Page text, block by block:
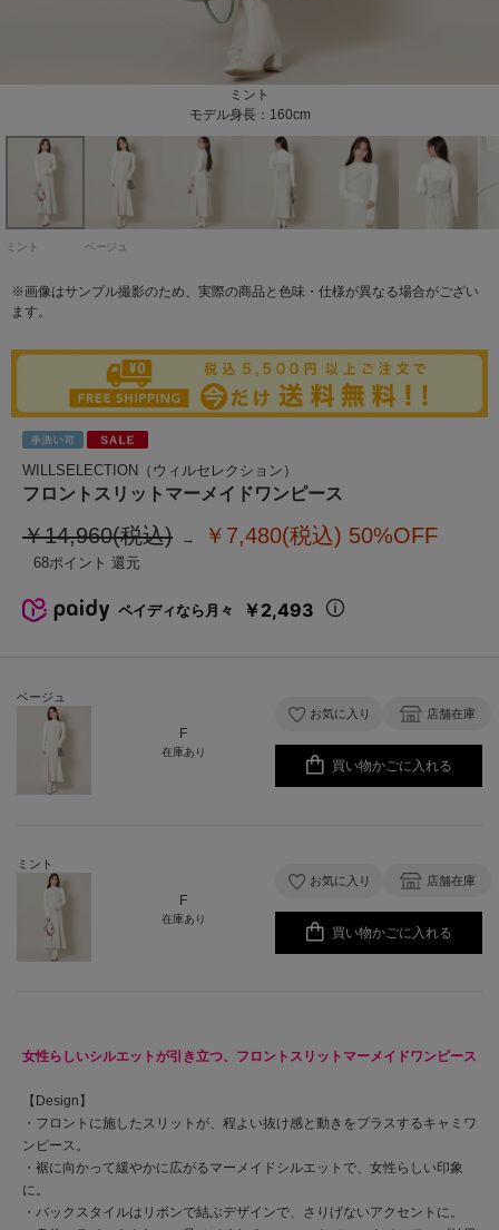
ミント
モデル身長：160cm
ベージュ
モデル身長：160cm
モデル身長：160cm
モデル身長：160cm
モデル身長：160cm
モデル身長：160cm
モデル身長：160cm
モデル身長：160cm
モデル身長：160cm
モデル身長：160cm
ミント ベージュ
※画像はサンプル撮影のため、実際の商品と色味・仕様が異なる場合がござい
ます。
WILLSELECTION（ウィルセレクション）
フロントスリットマーメイドワンピース
￥14,960(税込) ￥7,480(税込) 50%OFF
68
ベージュ
F
在庫あり
お気に入り 店舗在庫
買い物かごに入れる
ミント
F
在庫あり
お気に入り 店舗在庫
買い物かごに入れる
ペイディなら月々 ￥2,493
女性らしいシルエットが引き立つ、フロントスリットマーメイドワンピース
【Design】
・フロントに施したスリットが、程よい抜け感と動きをプラスするキャミワ
ンピース。
・裾に向かって緩やかに広がるマーメイドシルエットで、女性らしい印象
に。
・バックスタイルはリボンで結ぶデザインで、さりげないアクセントに。